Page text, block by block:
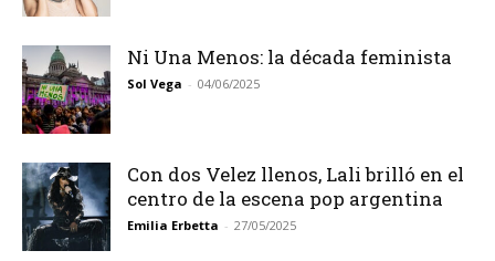
Ni Una Menos: la década feminista
Sol Vega - 04/06/2025
Con dos Velez llenos, Lali brilló en el
centro de la escena pop argentina
Emilia Erbetta - 27/05/2025